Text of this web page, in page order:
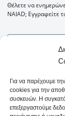
Για να παρέχουμε
cookies για την
συσκευών. Η
επεξεργαστούμε
Θέλετε να
NAIAD; Εγγραφείτε